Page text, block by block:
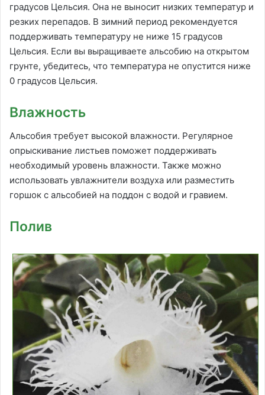
градусов Цельсия. Она не выносит низких температур и
резких перепадов. В зимний период рекомендуется
поддерживать температуру не ниже 15 градусов
Цельсия. Если вы выращиваете альсобию на открытом
грунте, убедитесь, что температура не опустится ниже
0 градусов Цельсия.
Влажность
Альсобия требует высокой влажности. Регулярное
опрыскивание листьев поможет поддерживать
необходимый уровень влажности. Также можно
использовать увлажнители воздуха или разместить
горшок с альсобией на поддон с водой и гравием.
Полив